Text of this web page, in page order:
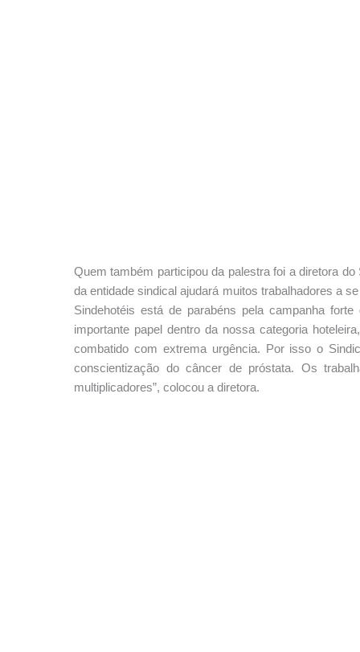
Quem também participou da palestra foi a diretora
da entidade sindical ajudará muitos trabalhadores a
Sindehotéis está de parabéns pela campanha
importante papel dentro da nossa categoria
combatido com extrema urgência. Por isso o
conscientização do câncer de próstata. Os
multiplicadores”, colocou a diretora.